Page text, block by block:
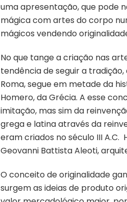
uma apresentação, que pode
mágica com artes do corpo
mágicos vendendo
No que tange a criação nas
tendência de seguir a
Roma, segue em metade da
Homero, da Grécia. A esse
imitação, mas sim da
grega e latina através da
eram criados no século III
Geovanni Battista Aleoti,
O conceito de originalidade
surgem as ideias de produto